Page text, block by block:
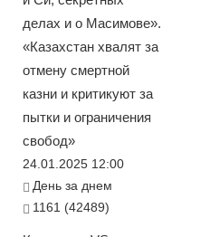
делах и о Масимове».
«Казахстан хвалят за
отмену смертной
казни и критикуют за
пытки и ограничения
свобод»
24.01.2025 12:00
День за днем
1161 (42489)